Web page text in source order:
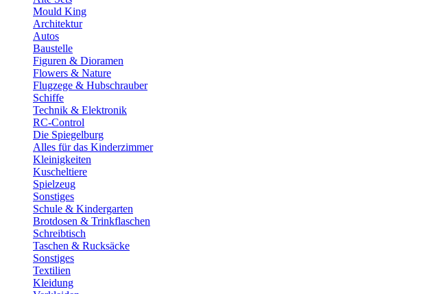
Mould King
Architektur
Autos
Baustelle
Figuren & Dioramen
Flowers & Nature
Flugzege & Hubschrauber
Schiffe
Technik & Elektronik
RC-Control
Die Spiegelburg
Alles für das Kinderzimmer
Kleinigkeiten
Kuscheltiere
Spielzeug
Sonstiges
Schule & Kindergarten
Brotdosen & Trinkflaschen
Schreibtisch
Taschen & Rucksäcke
Sonstiges
Textilien
Kleidung